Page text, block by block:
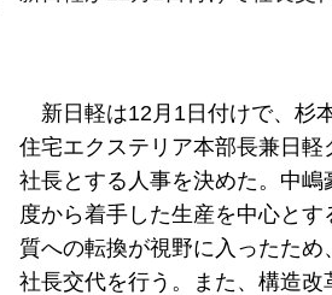
新日軽は12月1日付けで、杉
住宅エクステリア本部長兼日
社長とする人事を決めた。中
度から着手した生産を中心と
質への転換が視野に入ったた
社長交代を行う。また、構造改